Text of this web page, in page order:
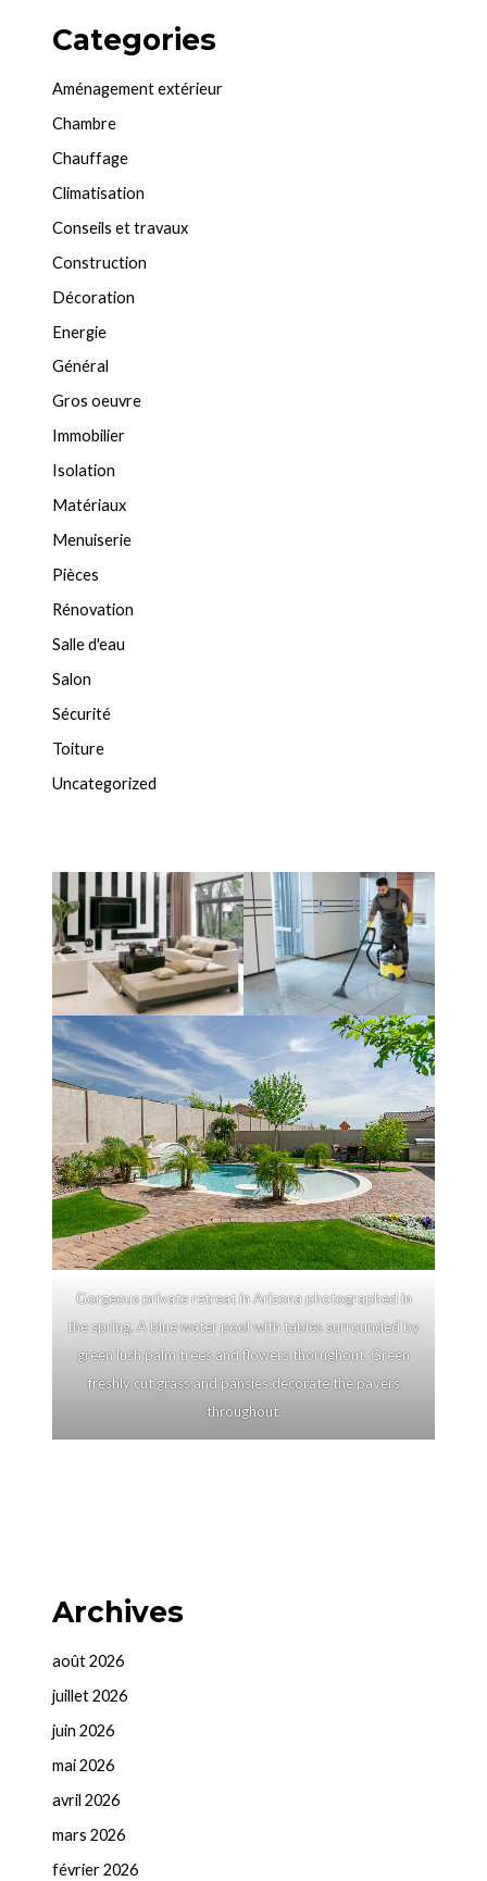
Categories
Aménagement extérieur
Chambre
Chauffage
Climatisation
Conseils et travaux
Construction
Décoration
Energie
Général
Gros oeuvre
Immobilier
Isolation
Matériaux
Menuiserie
Pièces
Rénovation
Salle d'eau
Salon
Sécurité
Toiture
Uncategorized
Gorgeous private retreat in Arizona photographed in
the spring. A blue water pool with tables surrounded by
green lush palm trees and flowers thorughout. Green
freshly cut grass and pansies decorate the pavers
throughout.
Archives
août 2026
juillet 2026
juin 2026
mai 2026
avril 2026
mars 2026
février 2026